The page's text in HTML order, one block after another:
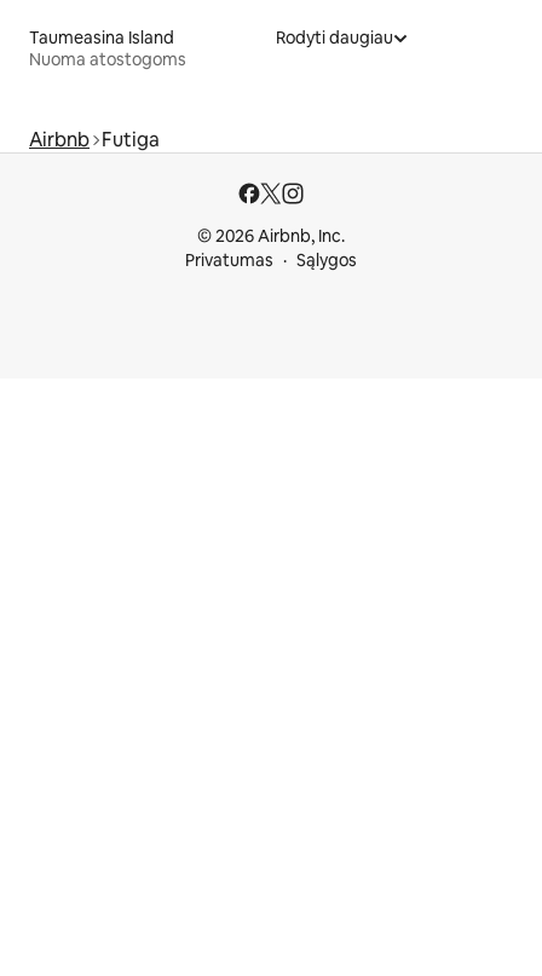
Taumeasina Island
Nuoma atostogoms
Rodyti daugiau
Airbnb Futiga
© 2026 Airbnb, Inc.
Privatumas
Sąlygos